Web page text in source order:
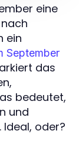
eine
ein
September
das
bedeutet,
und
oder?